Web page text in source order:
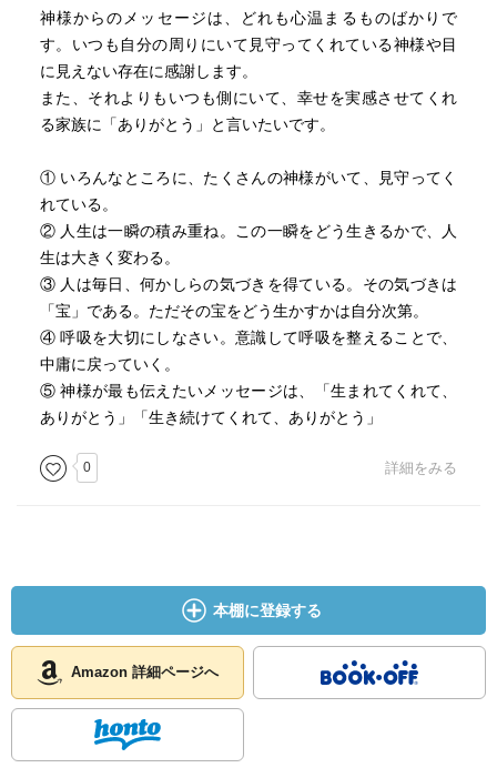
神様からのメッセージは、どれも心温まるものばかりで
す。いつも自分の周りにいて見守ってくれている神様や目
に見えない存在に感謝します。
また、それよりもいつも側にいて、幸せを実感させてくれ
る家族に「ありがとう」と言いたいです。
① いろんなところに、たくさんの神様がいて、見守ってく
れている。
② 人生は一瞬の積み重ね。この一瞬をどう生きるかで、人
生は大きく変わる。
③ 人は毎日、何かしらの気づきを得ている。その気づきは
「宝」である。ただその宝をどう生かすかは自分次第。
④ 呼吸を大切にしなさい。意識して呼吸を整えることで、
中庸に戻っていく。
⑤ 神様が最も伝えたいメッセージは、「生まれてくれて、
ありがとう」「生き続けてくれて、ありがとう」
0 詳細をみる
本棚に登録する
Amazon 詳細ページへ